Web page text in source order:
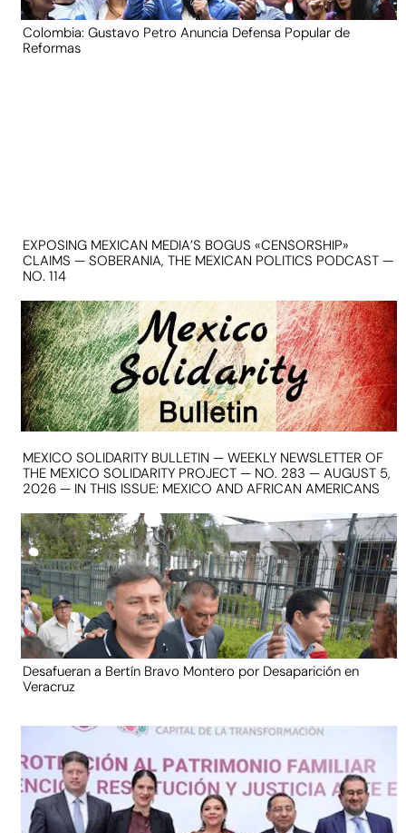
Colombia: Gustavo Petro Anuncia Defensa Popular de
Reformas
EXPOSING MEXICAN MEDIA’S BOGUS «CENSORSHIP»
CLAIMS — SOBERANIA, THE MEXICAN POLITICS PODCAST —
NO. 114
MEXICO SOLIDARITY BULLETIN — WEEKLY NEWSLETTER OF
THE MEXICO SOLIDARITY PROJECT — NO. 283 — AUGUST 5,
2026 — IN THIS ISSUE: MEXICO AND AFRICAN AMERICANS
Desafueran a Bertín Bravo Montero por Desaparición en
Veracruz